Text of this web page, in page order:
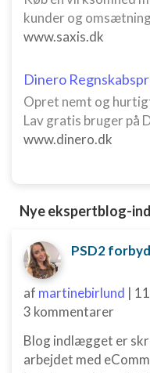
kunder og
www.saxis.dk
Dinero
Opret nemt og
Lav gratis bruger på
www.dinero.dk
Nye ekspertblog-
af martinebirlund |
3 kommentarer
Blog indlægget er
arbejdet med